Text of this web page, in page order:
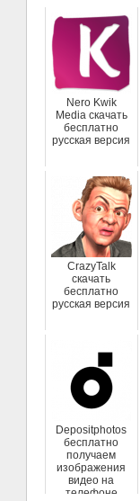
Nero Kwik
Media скачать
бесплатно
русская версия
CrazyTalk
скачать
бесплатно
русская версия
Depositphotos
бесплатно
получаем
изображения
видео на
телефоне